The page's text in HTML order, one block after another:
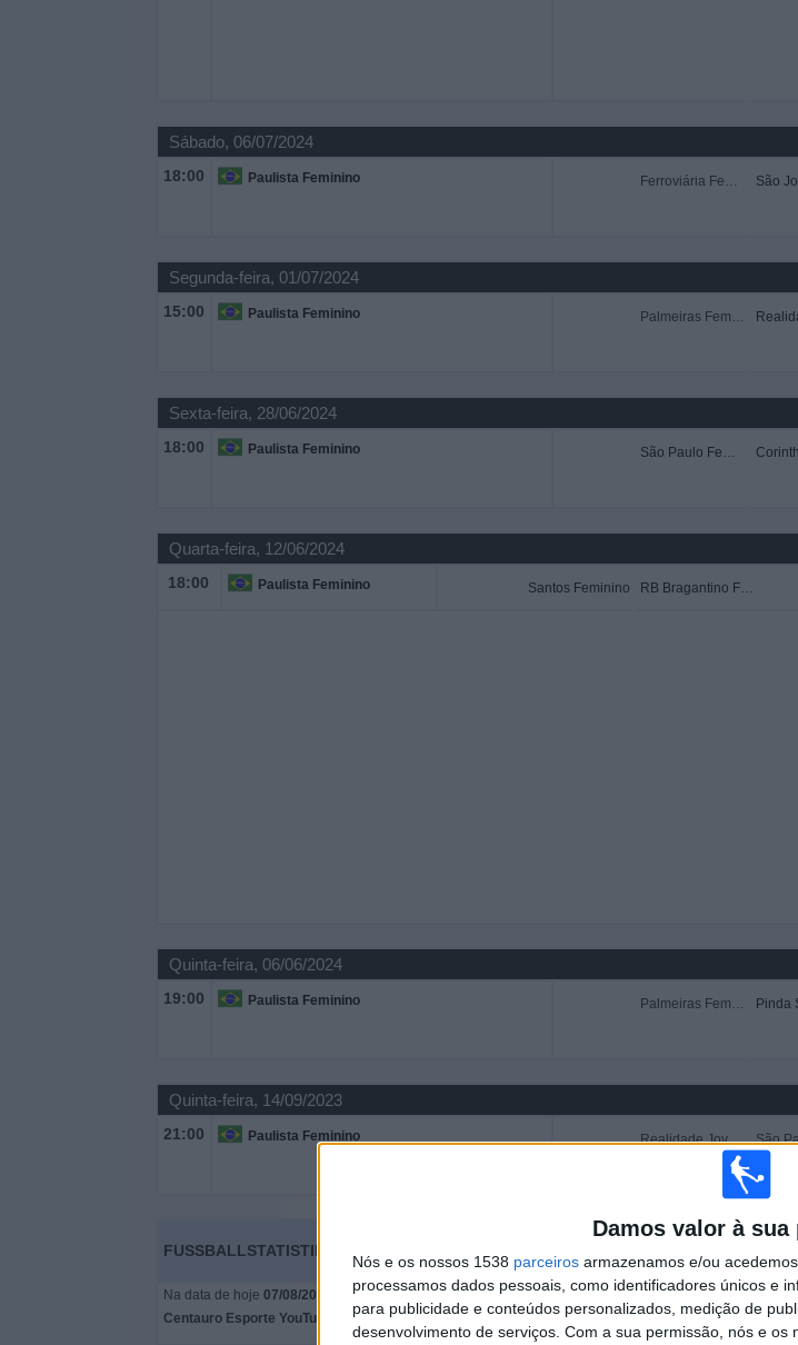
Damos valor à sua
Nós e os nossos 1538 parceiros armazenamos e/ou
processamos dados pessoais, como identificadores únicos e
para publicidade e conteúdos personalizados, medição de
desenvolvimento de serviços. Com a sua permissão, nós e os
Sábado, 06/07/2024
18:00 Paulista Feminino Ferroviária Femenino
Segunda-feira, 01/07/2024
15:00 Paulista Feminino Palmeiras Femenino
Sexta-feira, 28/06/2024
18:00 Paulista Feminino São Paulo Feminino
Quarta-feira, 12/06/2024
18:00 Paulista Feminino Santos Feminino RB Bragantino Feminino
Quinta-feira, 06/06/2024
19:00 Paulista Feminino Palmeiras Femenino Pinda
Quinta-feira, 14/09/2023
21:00 Paulista Feminino Realidade Jovem
FUSSBALLSTATISTIKEN VOM KANAL CENTAURO ESPORTE YOUTUBE IN BRASIL
Na data de hoje 07/08/2026
e desde que este site começou a recolher os dados estatísticos sobre
Centauro Esporte YouTube
emBrasilsão transmitidos, que foi o 15/09/2023, podemos fornecer os